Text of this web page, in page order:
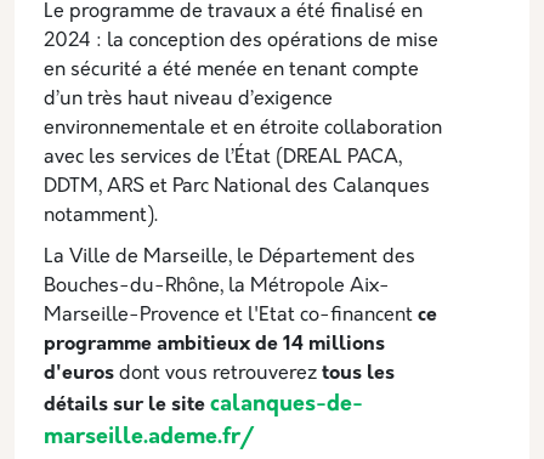
Le programme de travaux a été finalisé en
2024 : la conception des opérations de mise
en sécurité a été menée en tenant compte
d’un très haut niveau d’exigence
environnementale et en étroite collaboration
avec les services de l’État (DREAL PACA,
DDTM, ARS et Parc National des Calanques
notamment).
La Ville de Marseille, le Département des
Bouches-du-Rhône, la Métropole Aix-
Marseille-Provence et l'Etat co-financent ce
programme ambitieux de 14 millions
d'euros dont vous retrouverez tous les
détails sur le site calanques-de-
marseille.ademe.fr/